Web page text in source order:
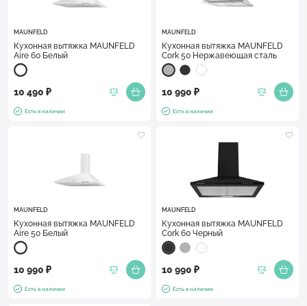
MAUNFELD
Кухонная вытяжка MAUNFELD
Aire 60 Белый
10 490 ₽
Есть в наличии
MAUNFELD
Кухонная вытяжка MAUNFELD
Cork 50 Нержавеющая сталь
10 990 ₽
Есть в наличии
MAUNFELD
Кухонная вытяжка MAUNFELD
Aire 50 Белый
10 990 ₽
Есть в наличии
MAUNFELD
Кухонная вытяжка MAUNFELD
Cork 60 Черный
10 990 ₽
Есть в наличии